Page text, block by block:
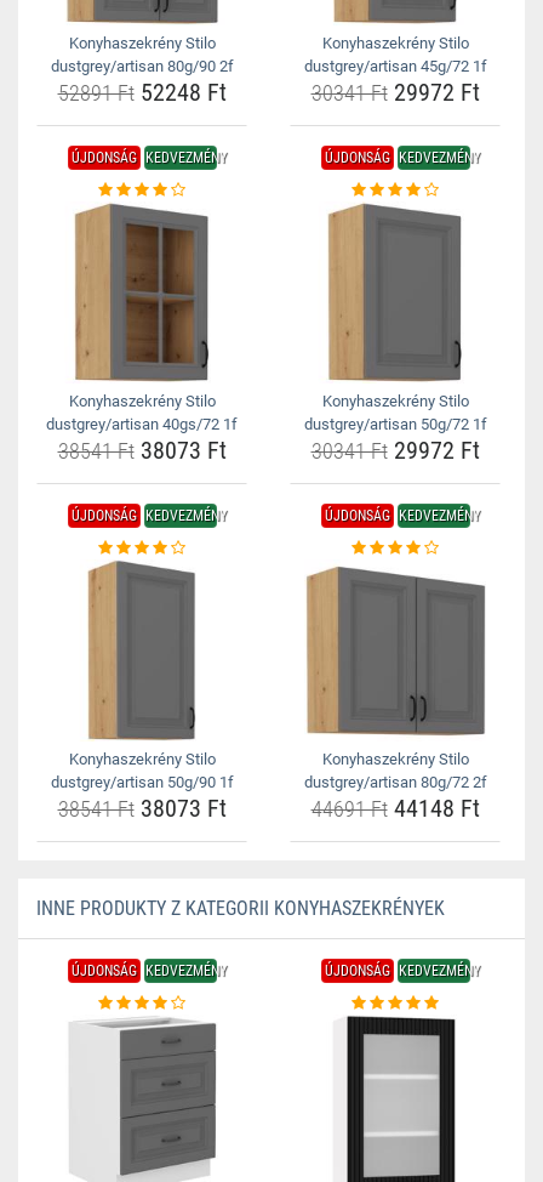
Konyhaszekrény Stilo
dustgrey/artisan 80g/90 2f
52891 Ft52248 Ft
Konyhaszekrény Stilo
dustgrey/artisan 45g/72 1f
30341 Ft29972 Ft
ÚJDONSÁG KEDVEZMÉNY
Konyhaszekrény Stilo
dustgrey/artisan 40gs/72 1f
38541 Ft38073 Ft
ÚJDONSÁG KEDVEZMÉNY
Konyhaszekrény Stilo
dustgrey/artisan 50g/72 1f
30341 Ft29972 Ft
ÚJDONSÁG KEDVEZMÉNY
Konyhaszekrény Stilo
dustgrey/artisan 50g/90 1f
38541 Ft38073 Ft
ÚJDONSÁG KEDVEZMÉNY
Konyhaszekrény Stilo
dustgrey/artisan 80g/72 2f
44691 Ft44148 Ft
INNE PRODUKTY Z KATEGORII KONYHASZEKRÉNYEK
ÚJDONSÁG KEDVEZMÉNY ÚJDONSÁG KEDVEZMÉNY